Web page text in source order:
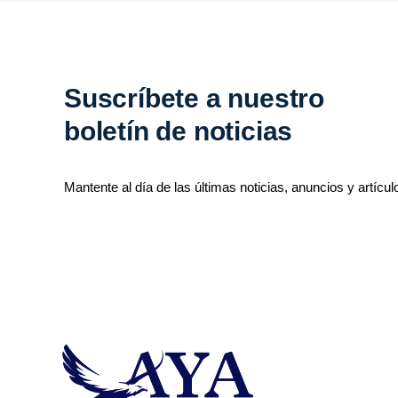
Suscríbete a nuestro
boletín de noticias
Mantente al día de las últimas noticias, anuncios y